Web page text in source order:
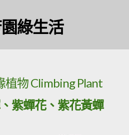
綠生活
植物 Climbing Plant
紫蟬花、紫花黃蟬